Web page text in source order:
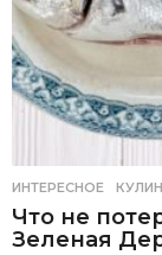
ИНТЕРЕСНОЕ ,
Что не
Зеленая